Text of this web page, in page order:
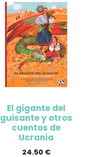
El gigante del
guisante y otros
cuentos de
Ucrania
24.50 €